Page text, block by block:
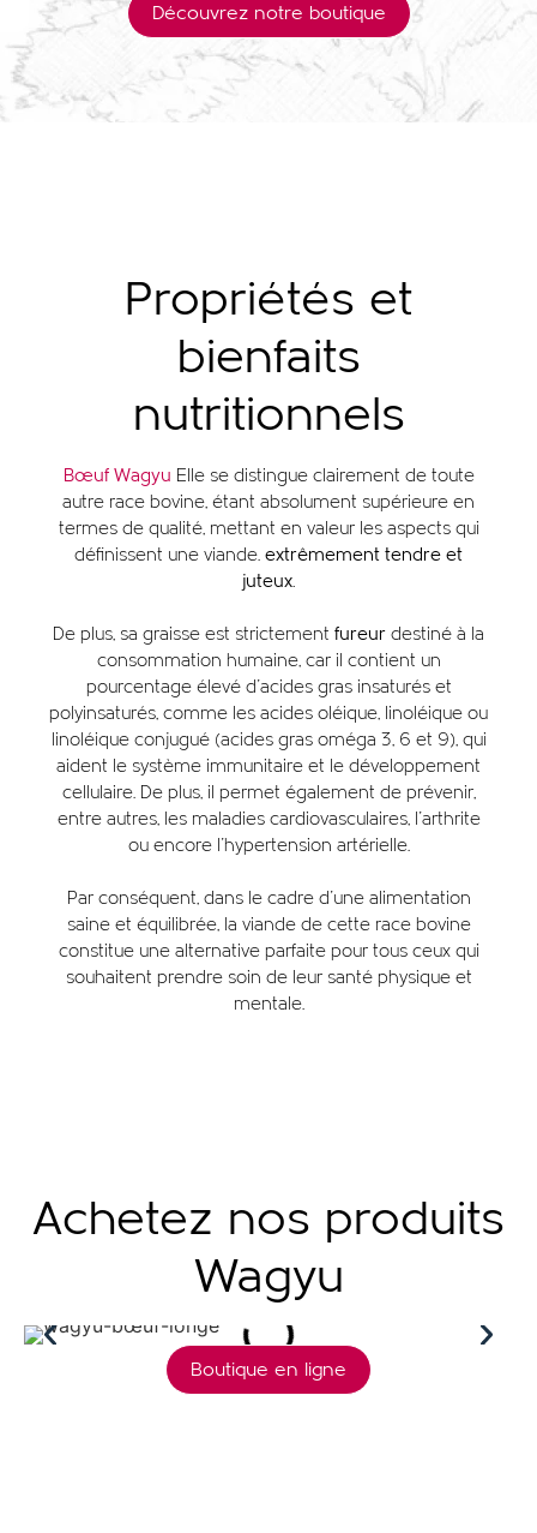
Découvrez notre boutique
Propriétés et
bienfaits
nutritionnels
Bœuf Wagyu Elle se distingue clairement de toute
autre race bovine, étant absolument supérieure en
termes de qualité, mettant en valeur les aspects qui
définissent une viande. extrêmement tendre et
juteux.
De plus, sa graisse est strictement fureur destiné à la
consommation humaine, car il contient un
pourcentage élevé d'acides gras insaturés et
polyinsaturés, comme les acides oléique, linoléique ou
linoléique conjugué (acides gras oméga 3, 6 et 9), qui
aident le système immunitaire et le développement
cellulaire. De plus, il permet également de prévenir,
entre autres, les maladies cardiovasculaires, l’arthrite
ou encore l’hypertension artérielle.
Par conséquent, dans le cadre d'une alimentation
saine et équilibrée, la viande de cette race bovine
constitue une alternative parfaite pour tous ceux qui
souhaitent prendre soin de leur santé physique et
mentale.
Achetez nos produits
Wagyu
Boutique en ligne